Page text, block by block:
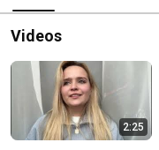
Videos
2:25